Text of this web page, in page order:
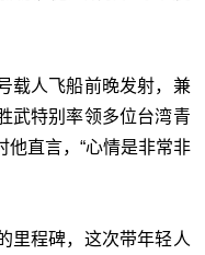
载人飞船前晚发射，兼
武特别率领多位台湾青
直言，“心情是非常非
里程碑，这次带年轻人